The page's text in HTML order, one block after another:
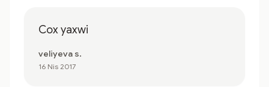
Cox yaxwi
veliyeva s.
16 Nis 2017